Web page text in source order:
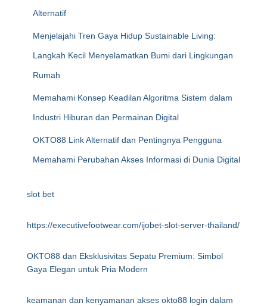
Alternatif
Menjelajahi Tren Gaya Hidup Sustainable Living:
Langkah Kecil Menyelamatkan Bumi dari Lingkungan
Rumah
Memahami Konsep Keadilan Algoritma Sistem dalam
Industri Hiburan dan Permainan Digital
OKTO88 Link Alternatif dan Pentingnya Pengguna
Memahami Perubahan Akses Informasi di Dunia Digital
slot bet
https://executivefootwear.com/ijobet-slot-server-thailand/
OKTO88 dan Eksklusivitas Sepatu Premium: Simbol
Gaya Elegan untuk Pria Modern
keamanan dan kenyamanan akses okto88 login dalam